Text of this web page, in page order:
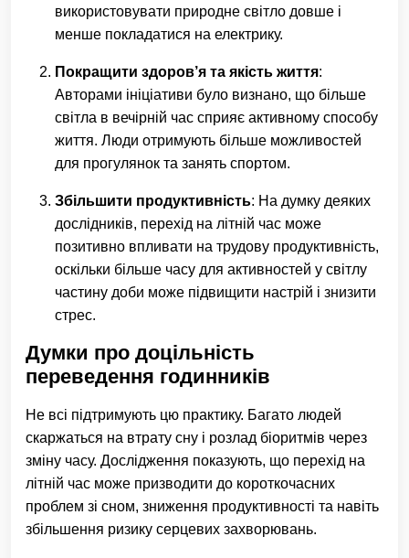
використовувати природне світло довше і
менше покладатися на електрику.
Покращити здоров’я та якість життя:
Авторами ініціативи було визнано, що більше
світла в вечірній час сприяє активному способу
життя. Люди отримують більше можливостей
для прогулянок та занять спортом.
Збільшити продуктивність: На думку деяких
дослідників, перехід на літній час може
позитивно впливати на трудову продуктивність,
оскільки більше часу для активностей у світлу
частину доби може підвищити настрій і знизити
стрес.
Думки про доцільність
переведення годинників
Не всі підтримують цю практику. Багато людей
скаржаться на втрату сну і розлад біоритмів через
зміну часу. Дослідження показують, що перехід на
літній час може призводити до короткочасних
проблем зі сном, зниження продуктивності та навіть
збільшення ризику серцевих захворювань.